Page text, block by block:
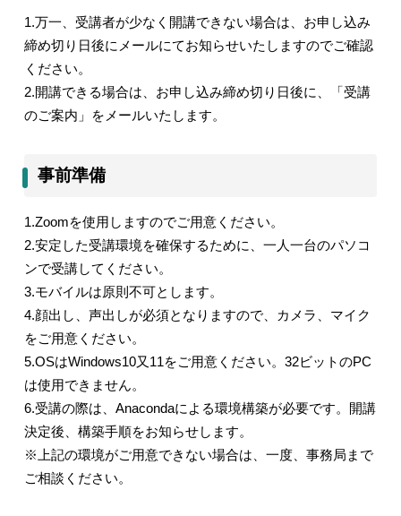
1.万一、受講者が少なく開講できない場合は、お申し込み
締め切り日後にメールにてお知らせいたしますのでご確認
ください。
2.開講できる場合は、お申し込み締め切り日後に、「受講
のご案内」をメールいたします。
事前準備
1.Zoomを使用しますのでご用意ください。
2.安定した受講環境を確保するために、一人一台のパソコ
ンで受講してください。
3.モバイルは原則不可とします。
4.顔出し、声出しが必須となりますので、カメラ、マイク
をご用意ください。
5.OSはWindows10又 11をご用意ください。 32ビットのPC
は使用できません。
6.受講の際は、 Anacondaによる環境構築が必要です。開講
決定後、構築手順をお知らせします。
※上記の環境がご用意できない場合は、一度、事務局まで
ご相談ください。